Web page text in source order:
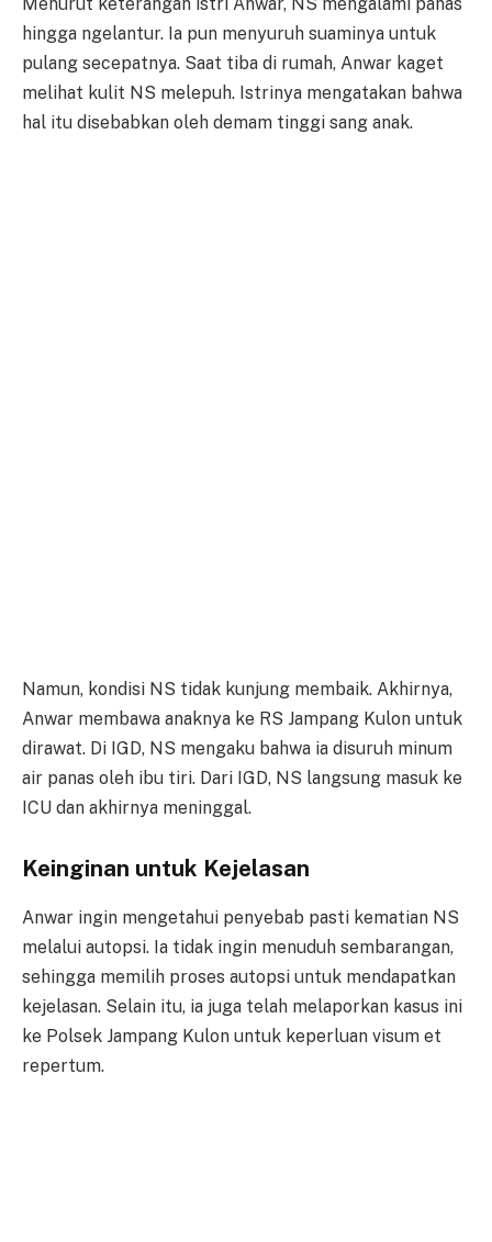
hingga ngelantur. Ia pun menyuruh suaminya untuk
pulang secepatnya. Saat tiba di rumah, Anwar kaget
melihat kulit NS melepuh. Istrinya mengatakan bahwa
hal itu disebabkan oleh demam tinggi sang anak.
Namun, kondisi NS tidak kunjung membaik. Akhirnya,
Anwar membawa anaknya ke RS Jampang Kulon untuk
dirawat. Di IGD, NS mengaku bahwa ia disuruh minum
air panas oleh ibu tiri. Dari IGD, NS langsung masuk ke
ICU dan akhirnya meninggal.
Keinginan untuk Kejelasan
Anwar ingin mengetahui penyebab pasti kematian NS
melalui autopsi. Ia tidak ingin menuduh sembarangan,
sehingga memilih proses autopsi untuk mendapatkan
kejelasan. Selain itu, ia juga telah melaporkan kasus ini
ke Polsek Jampang Kulon untuk keperluan visum et
repertum.